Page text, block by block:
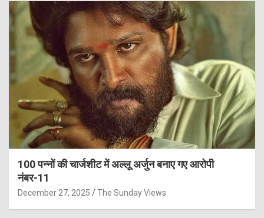
100 पन्नों की चार्जशीट में अल्लू अर्जुन बनाए गए आरोपी
नंबर-11
December 27, 2025 The Sunday Views